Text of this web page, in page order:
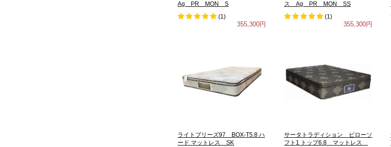
Ag PR MON S
(1)
355,300円
ス Ag PR MON SS
(1)
355,300円
ライトブリーズ97 BOX-T5.8 ハ
ード マットレス SK
サータトラディション ピローソ
フト1 トップ6.8 マットレス